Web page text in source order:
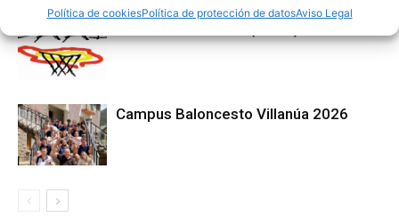
Política de cookiesPolítica de protección de datosAviso Legal
Campus Baloncesto Villanúa 2026